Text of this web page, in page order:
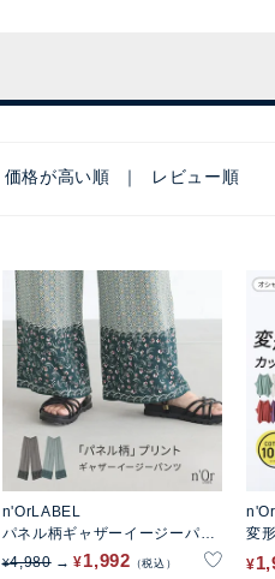
価格が高い順 レビュー順
n'OrLABEL
パネル柄ギャザーイージーパン
ツ
¥4,980 ¥1,992 税込
変
ー
¥